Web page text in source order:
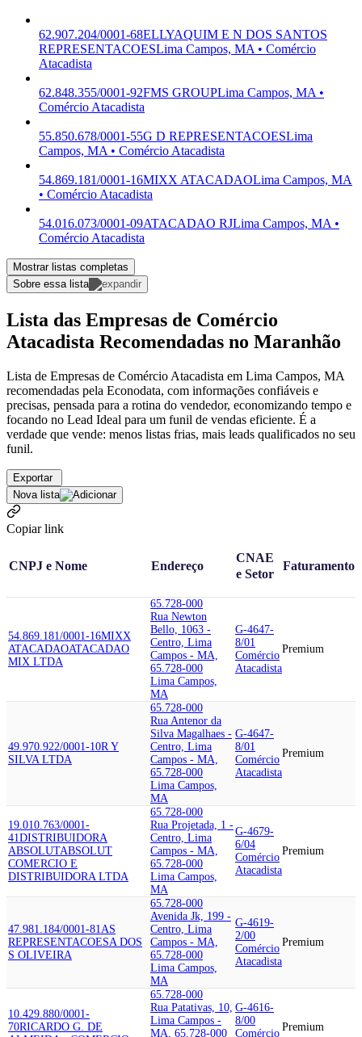
62.907.204/0001-68ELLYAQUIM E N DOS SANTOS
REPRESENTACOESLima Campos, MA • Comércio
Atacadista
62.848.355/0001-92FMS GROUPLima Campos, MA •
Comércio Atacadista
55.850.678/0001-55G D REPRESENTACOESLima
Campos, MA • Comércio Atacadista
54.869.181/0001-16MIXX ATACADAOLima Campos, MA
• Comércio Atacadista
54.016.073/0001-09ATACADAO RJLima Campos, MA •
Comércio Atacadista
Mostrar listas completas
Sobre essa lista
Lista das Empresas de Comércio
Atacadista Recomendadas no Maranhão
Lista de Empresas de Comércio Atacadista em Lima Campos, MA
recomendadas pela Econodata, com informações confiáveis e
precisas, pensada para a rotina do vendedor, economizando tempo e
focando no Lead Ideal para um funil de vendas eficiente. É a
verdade que vende: menos listas frias, mais leads qualificados no seu
funil.
Exportar
Nova lista
Copiar link
CNPJ e Nome Endereço
CNAE
e Setor
Faturamento
54.869.181/0001-16MIXX
ATACADAOATACADAO
MIX LTDA
65.728-000
Rua Newton
Bello, 1063 -
Centro, Lima
Campos - MA,
65.728-000
Lima Campos,
MA
G-4647-
8/01
Comércio
Atacadista
Premium
49.970.922/0001-10R Y
SILVA LTDA
65.728-000
Rua Antenor da
Silva Magalhaes -
Centro, Lima
Campos - MA,
65.728-000
Lima Campos,
MA
G-4647-
8/01
Comércio
Atacadista
Premium
19.010.763/0001-
41DISTRIBUIDORA
ABSOLUTABSOLUT
COMERCIO E
DISTRIBUIDORA LTDA
65.728-000
Rua Projetada, 1 -
Centro, Lima
Campos - MA,
65.728-000
Lima Campos,
MA
G-4679-
6/04
Comércio
Atacadista
Premium
47.981.184/0001-81AS
REPRESENTACOESA DOS
S OLIVEIRA
65.728-000
Avenida Jk, 199 -
Centro, Lima
Campos - MA,
65.728-000
Lima Campos,
MA
G-4619-
2/00
Comércio
Atacadista
Premium
10.429.880/0001-
70RICARDO G. DE
65.728-000
Rua Patativas, 10,
Lima Campos -
MA, 65.728-000
G-4616-
8/00
Comércio
Premium